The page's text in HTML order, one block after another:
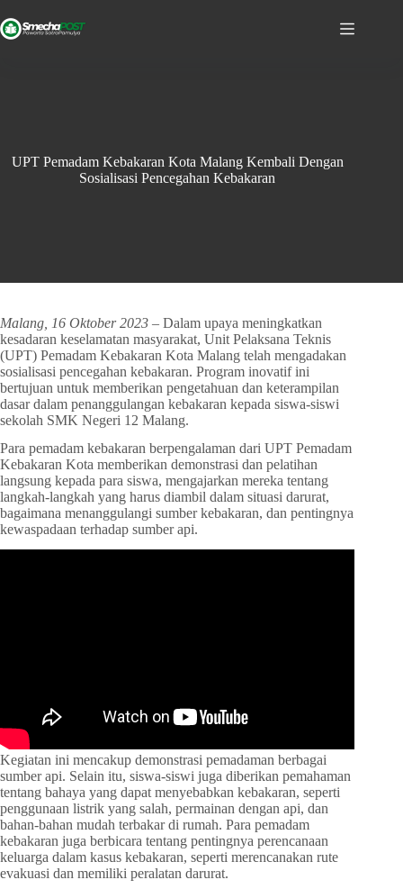
UPT Pemadam Kebakaran Kota Malang Kembali Dengan
Sosialisasi Pencegahan Kebakaran
Malang, 16 Oktober 2023 – Dalam upaya meningkatkan
kesadaran keselamatan masyarakat, Unit Pelaksana Teknis
(UPT) Pemadam Kebakaran Kota Malang telah mengadakan
sosialisasi pencegahan kebakaran. Program inovatif ini
bertujuan untuk memberikan pengetahuan dan keterampilan
dasar dalam penanggulangan kebakaran kepada siswa-siswi
sekolah SMK Negeri 12 Malang.
Para pemadam kebakaran berpengalaman dari UPT Pemadam
Kebakaran Kota memberikan demonstrasi dan pelatihan
langsung kepada para siswa, mengajarkan mereka tentang
langkah-langkah yang harus diambil dalam situasi darurat,
bagaimana menanggulangi sumber kebakaran, dan pentingnya
kewaspadaan terhadap sumber api.
Kegiatan ini mencakup demonstrasi pemadaman berbagai
sumber api. Selain itu, siswa-siswi juga diberikan pemahaman
tentang bahaya yang dapat menyebabkan kebakaran, seperti
penggunaan listrik yang salah, permainan dengan api, dan
bahan-bahan mudah terbakar di rumah. Para pemadam
kebakaran juga berbicara tentang pentingnya perencanaan
keluarga dalam kasus kebakaran, seperti merencanakan rute
evakuasi dan memiliki peralatan darurat.